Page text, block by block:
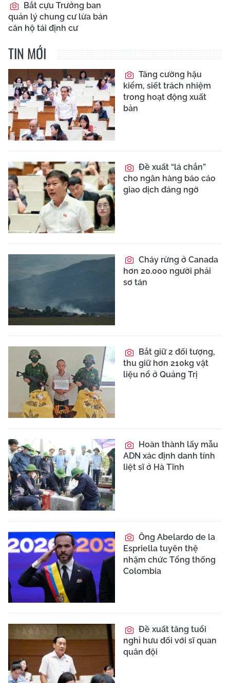
Bắt cựu Trưởng ban
quản lý chung cư lừa bán
căn hộ tái định cư
TIN MỚI
Tăng cường hậu
kiểm, siết trách nhiệm
trong hoạt động xuất
bản
Đề xuất “lá chắn”
cho ngân hàng báo cáo
giao dịch đáng ngờ
Cháy rừng ở Canada
hơn 20.000 người phải
sơ tán
Bắt giữ 2 đối tượng,
thu giữ hơn 210kg vật
liệu nổ ở Quảng Trị
Hoàn thành lấy mẫu
ADN xác định danh tính
liệt sĩ ở Hà Tĩnh
Ông Abelardo de la
Espriella tuyên thệ
nhậm chức Tổng thống
Colombia
Đề xuất tăng tuổi
nghỉ hưu đối với sĩ quan
quân đội